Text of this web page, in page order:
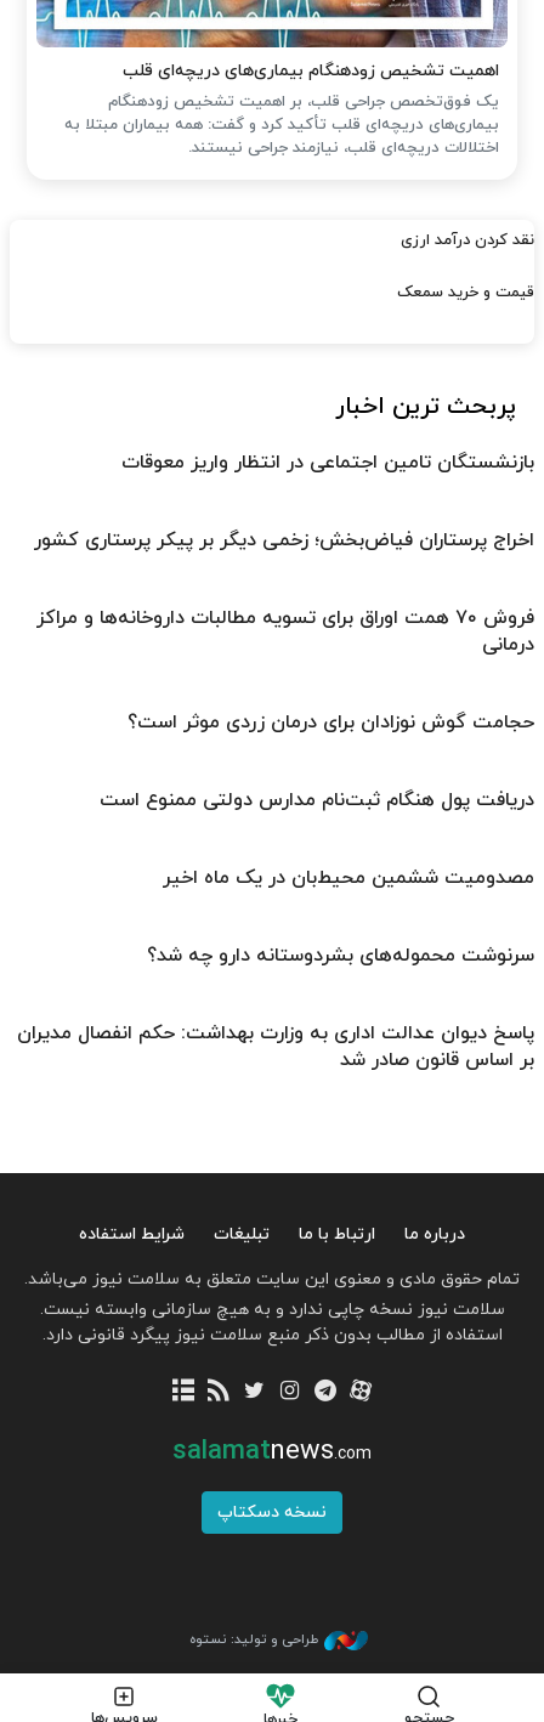
اهمیت تشخیص زودهنگام بیماری‌های دریچه‌ای قلب
یک فوق‌تخصص جراحی قلب، بر اهمیت تشخیص زودهنگام
بیماری‌های دریچه‌ای قلب تأکید کرد و گفت: همه بیماران مبتلا به
اختلالات دریچه‌ای قلب، نیازمند جراحی نیستند.
نقد کردن درآمد ارزی
قیمت و خرید سمعک
پربحث ترین اخبار
بازنشستگان تامین اجتماعی در انتظار واریز معوقات
اخراج پرستاران فیاض‌بخش؛ زخمی دیگر بر پیکر پرستاری کشور
فروش ۷۰ همت اوراق برای تسویه مطالبات داروخانه‌ها و مراکز
درمانی
حجامت گوش نوزادان برای درمان زردی موثر است؟
دریافت پول هنگام ثبت‌نام مدارس دولتی ممنوع است
مصدومیت ششمین محیط‌بان در یک ماه اخیر
سرنوشت محموله‌های بشردوستانه دارو چه شد؟
پاسخ دیوان عدالت اداری به وزارت بهداشت: حکم انفصال مدیران
بر اساس قانون صادر شد
درباره ما ارتباط با ما تبلیغات
شرایط استفاده
تمام حقوق مادی و معنوی این سایت متعلق به سلامت نیوز می‌باشد.
سلامت نیوز نسخه چاپی ندارد و به هیچ سازمانی وابسته نیست.
استفاده از مطالب بدون ذکر منبع سلامت نیوز پیگرد قانونی دارد.
salamatnews.com
نسخه دسکتاپ
طراحی و تولید: نستوه